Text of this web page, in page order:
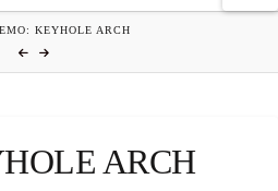
KEYHOLE ARCH
ARCH